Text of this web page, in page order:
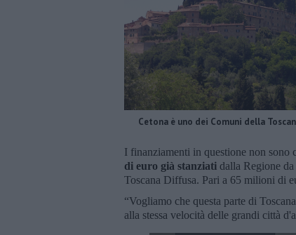
Cetona è uno dei Comuni della
I finanziamenti in questione non sono
di euro già stanziati dalla Regione
Toscana Diffusa. Pari a 65 milioni di
“Vogliamo che questa parte di
alla stessa velocità delle grandi città